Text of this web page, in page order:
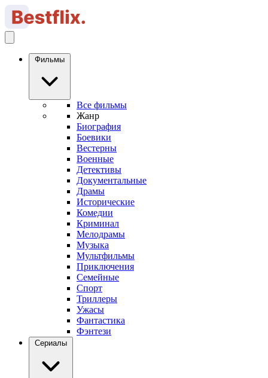
Фильмы
Все фильмы
Жанр
Биография
Боевики
Вестерны
Военные
Детективы
Документальные
Драмы
Исторические
Комедии
Криминал
Мелодрамы
Музыка
Мультфильмы
Приключения
Семейные
Спорт
Триллеры
Ужасы
Фантастика
Фэнтези
Сериалы